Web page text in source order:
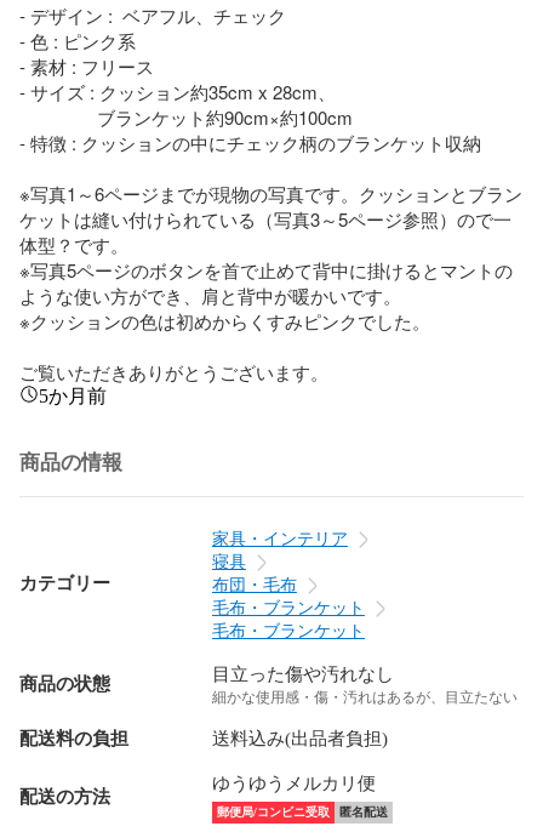
- デザイン :  ベアフル、チェック
- 色 : ピンク系
- 素材 : フリース
- サイズ : クッション約35cm x 28cm、
- 特徴 : クッションの中にチェック柄のブランケット収納
※写真1～6ページまでが現物の写真です。クッションとブラン
ケットは縫い付けられている（写真3～5ページ参照）ので一
体型？です。
※写真5ページのボタンを首で止めて背中に掛けるとマントの
ような使い方ができ、肩と背中が暖かいです。
※クッションの色は初めからくすみピンクでした。
ご覧いただきありがとうございます。
5か月前
商品の情報
カテゴリー
家具・インテリア
寝具
布団・毛布
毛布・ブランケット
毛布・ブランケット
商品の状態 目立った傷や汚れなし
細かな使用感・傷・汚れはあるが、目立たない
配送料の負担 送料込み(出品者負担)
配送の方法
ゆうゆうメルカリ便
郵便局/コンビニ受取 匿名配送